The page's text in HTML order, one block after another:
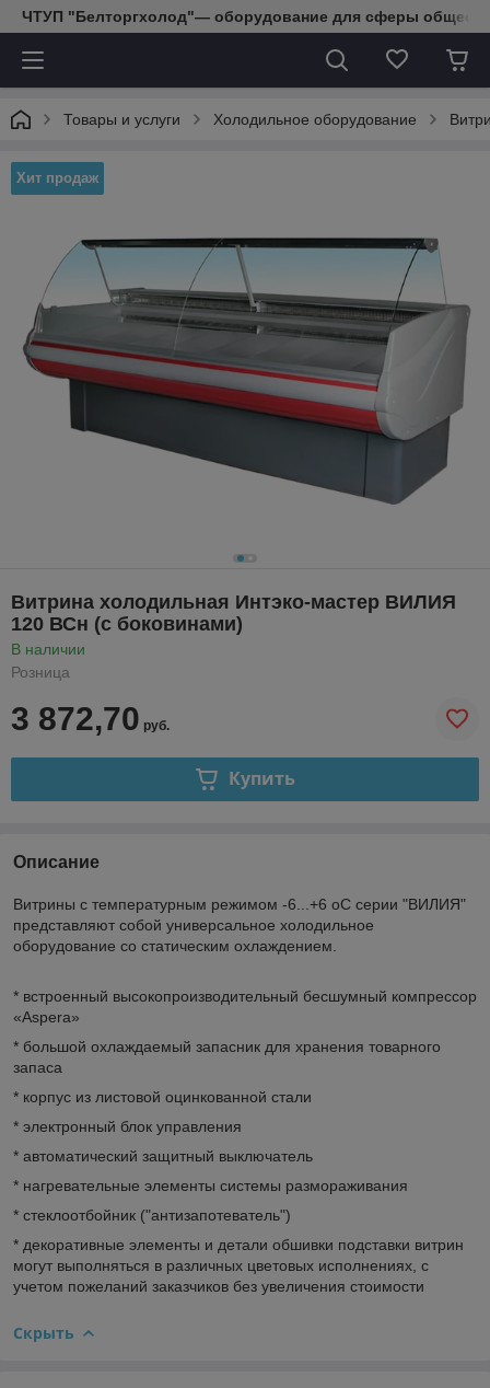
ЧТУП "Белторгхолод"— оборудование для сферы
Товары и услуги Холодильное оборудование
Хит продаж
Витрина холодильная Интэко-мастер ВИЛИЯ
120 ВСн (с боковинами)
В наличии
Розница
3 872,70 руб.
Купить
Описание
Витрины с температурным режимом -6...+6 оС серии "ВИЛИЯ"
представляют собой универсальное холодильное
оборудование со статическим охлаждением.
* встроенный высокопроизводительный бесшумный компрессор
«Aspera»
* большой охлаждаемый запасник для хранения товарного
запаса
* корпус из листовой оцинкованной стали
* электронный блок управления
* автоматический защитный выключатель
* нагревательные элементы системы размораживания
* стеклоотбойник ("антизапотеватель")
* декоративные элементы и детали обшивки подставки витрин
могут выполняться в различных цветовых исполнениях, с
учетом пожеланий заказчиков без увеличения стоимости
Скрыть